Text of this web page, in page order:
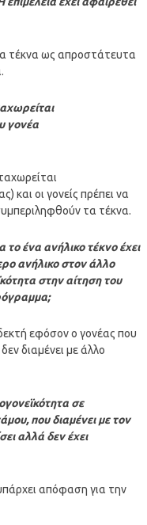
τέκνα ως απροστάτευτα
γονέα
και οι γονείς πρέπει να
τα τέκνα.
το ένα ανήλικο τέκνο έχει
ανήλικο στον άλλο
στην αίτηση του
εφόσον ο γονέας που
διαμένει με άλλο
σε
που διαμένει με τον
αλλά δεν έχει
απόφαση για την